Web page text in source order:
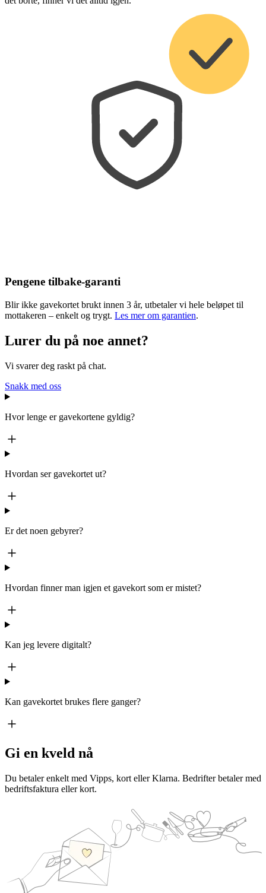
Pengene tilbake-garanti
Blir ikke gavekortet brukt innen 3 år, utbetaler vi hele beløpet til
mottakeren – enkelt og trygt. Les mer om garantien.
Lurer du på noe annet?
Vi svarer deg raskt på chat.
Snakk med oss
Hvor lenge er gavekortene gyldig?
Hvordan ser gavekortet ut?
Er det noen gebyrer?
Hvordan finner man igjen et gavekort som er mistet?
Kan jeg levere digitalt?
Kan gavekortet brukes flere ganger?
Gi en kveld nå
Du betaler enkelt med Vipps, kort eller Klarna. Bedrifter betaler med
bedriftsfaktura eller kort.